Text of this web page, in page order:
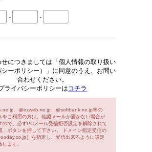
- -
せにつきましては「個人情報の取り扱い
シーポリシー）」に同意のうえ、お問い
合わせください。
ライバシーポリシーは コチラ
、@ezweb.ne.jp、@softbank.ne.jp等の
をご利用の方は、確認メールが届かない場合が
ので、必ずPCメール受信拒否設定を解除されて
」ボタンを押して下さい。 ドメイン指定受信の
］を指定し、受信出来るように設定
します。